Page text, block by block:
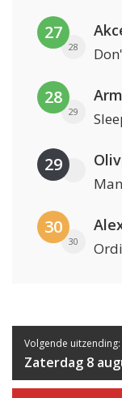
27
28
28
29
29
30
30
Volgende uitzending:
Zaterdag 8